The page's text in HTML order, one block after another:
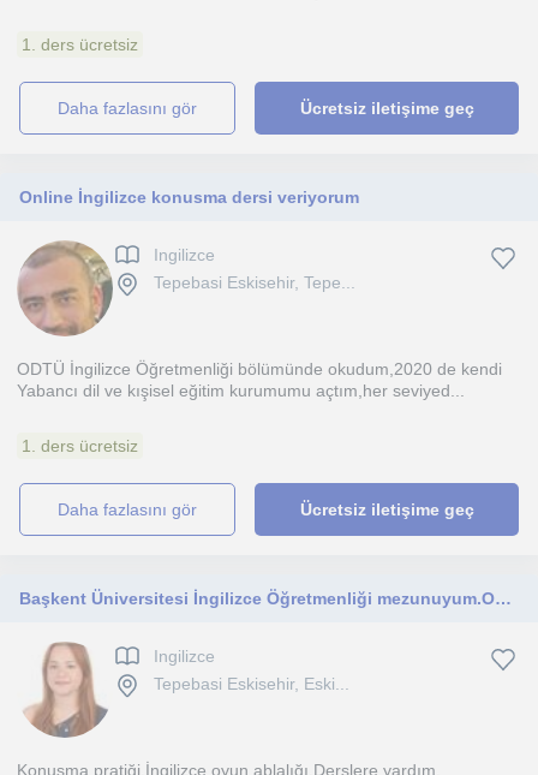
1. ders ücretsiz
daha fazlasını gör Ücretsiz iletişime geç
Online İngilizce konusma dersi veriyorum
Ingilizce
Tepebasi Eskisehir, Tepe...
ODTÜ İngilizce Öğretmenliği bölümünde okudum,2020 de kendi
Yabancı dil ve kışisel eğitim kurumumu açtım,her seviyed...
1. ders ücretsiz
daha fazlasını gör Ücretsiz iletişime geç
Başkent Üniversitesi İngilizce Öğretmenliği mezunuyum.Okul öncesi ilkokul ortakkul ve lise düzeyi için ders veriyorum.
Ingilizce
Tepebasi Eskisehir, Eski...
Konuşma pratiği.İngilizce oyun ablalığı.Derslere yardım.